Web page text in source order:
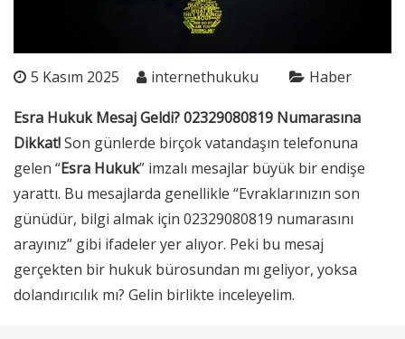
5 Kasım 2025 internethukuku Haber
Esra Hukuk Mesaj Geldi? 02329080819 Numarasına
Dikkat!Son günlerde birçok vatandaşın telefonuna
gelen “Esra Hukuk” imzalı mesajlar büyük bir endişe
yarattı. Bu mesajlarda genellikle “Evraklarınızın son
günüdür, bilgi almak için 02329080819 numarasını
arayınız” gibi ifadeler yer alıyor. Peki bu mesaj
gerçekten bir hukuk bürosundan mı geliyor, yoksa
dolandırıcılık mı? Gelin birlikte inceleyelim.